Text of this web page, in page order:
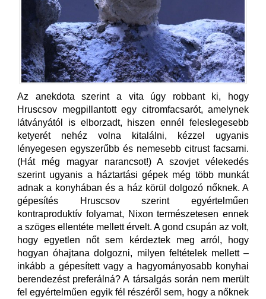
Az anekdota szerint a vita úgy robbant ki, hogy
Hruscsov megpillantott egy citromfacsarót, amelynek
látványától is elborzadt, hiszen ennél feleslegesebb
ketyerét nehéz volna kitalálni, kézzel ugyanis
lényegesen egyszerűbb és nemesebb citrust facsarni.
(Hát még magyar narancsot!) A szovjet vélekedés
szerint ugyanis a háztartási gépek még több munkát
adnak a konyhában és a ház körül dolgozó nőknek. A
gépesítés Hruscsov szerint egyértelműen
kontraproduktív folyamat, Nixon természetesen ennek
a szöges ellentéte mellett érvelt. A gond csupán az volt,
hogy egyetlen nőt sem kérdeztek meg arról, hogy
hogyan óhajtana dolgozni, milyen feltételek mellett –
inkább a gépesített vagy a hagyományosabb konyhai
berendezést preferálná? A társalgás során nem merült
fel egyértelműen egyik fél részéről sem, hogy a nőknek